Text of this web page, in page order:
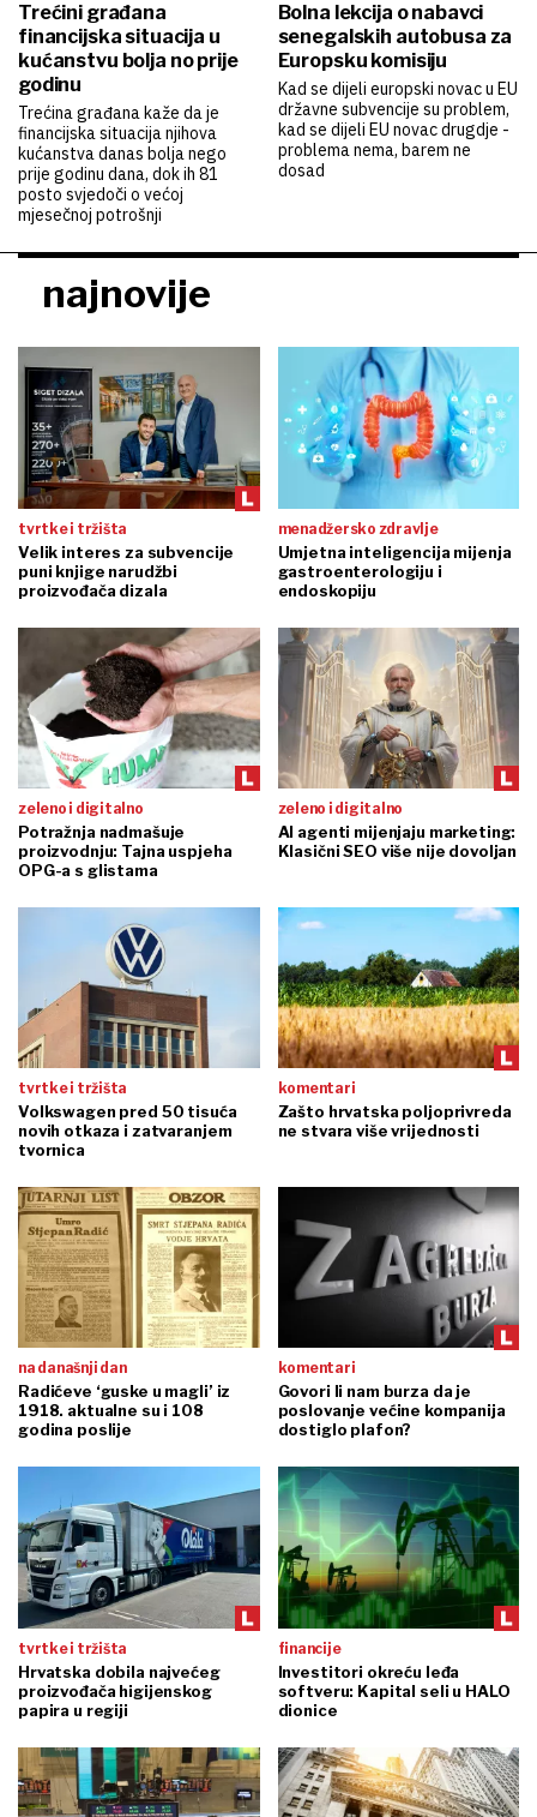
Trećini građana
financijska situacija u
kućanstvu bolja no prije
godinu
Trećina građana kaže da je
financijska situacija njihova
kućanstva danas bolja nego
prije godinu dana, dok ih 81
posto svjedoči o većoj
mjesečnoj potrošnji
Bolna lekcija o nabavci
senegalskih autobusa za
Europsku komisiju
Kad se dijeli europski novac u EU
državne subvencije su problem,
kad se dijeli EU novac drugdje -
problema nema, barem ne
dosad
najnovije
tvrtke i tržišta
Velik interes za subvencije
puni knjige narudžbi
proizvođača dizala
menadžersko zdravlje
Umjetna inteligencija mijenja
gastroenterologiju i
endoskopiju
zeleno i digitalno
Potražnja nadmašuje
proizvodnju: Tajna uspjeha
OPG-a s glistama
zeleno i digitalno
AI agenti mijenjaju marketing:
Klasični SEO više nije dovoljan
tvrtke i tržišta
Volkswagen pred 50 tisuća
novih otkaza i zatvaranjem
tvornica
komentari
Zašto hrvatska poljoprivreda
ne stvara više vrijednosti
na današnji dan
Radićeve ‘guske u magli’ iz
1918. aktualne su i 108
godina poslije
komentari
Govori li nam burza da je
poslovanje većine kompanija
dostiglo plafon?
tvrtke i tržišta
Hrvatska dobila najvećeg
proizvođača higijenskog
papira u regiji
financije
Investitori okreću leđa
softveru: Kapital seli u HALO
dionice